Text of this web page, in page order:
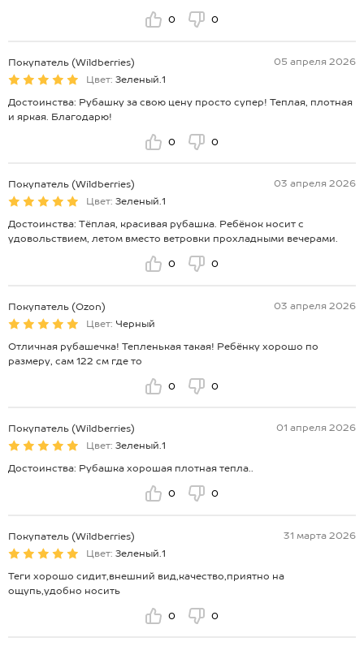
0 0
Покупатель (Wildberries)
05 апреля 2026
Цвет: Зеленый.1
Достоинства: Рубашку за свою цену просто супер! Теплая, плотная
и яркая. Благодарю!
0 0
Покупатель (Wildberries)
03 апреля 2026
Цвет: Зеленый.1
Достоинства: Тёплая, красивая рубашка. Ребёнок носит с
удовольствием, летом вместо ветровки прохладными вечерами.
0 0
Покупатель (Ozon)
03 апреля 2026
Цвет: Черный
Отличная рубашечка! Тепленькая такая! Ребёнку хорошо по
размеру, сам 122 см где то
0 0
Покупатель (Wildberries)
01 апреля 2026
Цвет: Зеленый.1
Достоинства: Рубашка хорошая плотная тепла..
0 0
Покупатель (Wildberries)
31 марта 2026
Цвет: Зеленый.1
Теги хорошо сидит,внешний вид,качество,приятно на
ощупь,удобно носить
0 0